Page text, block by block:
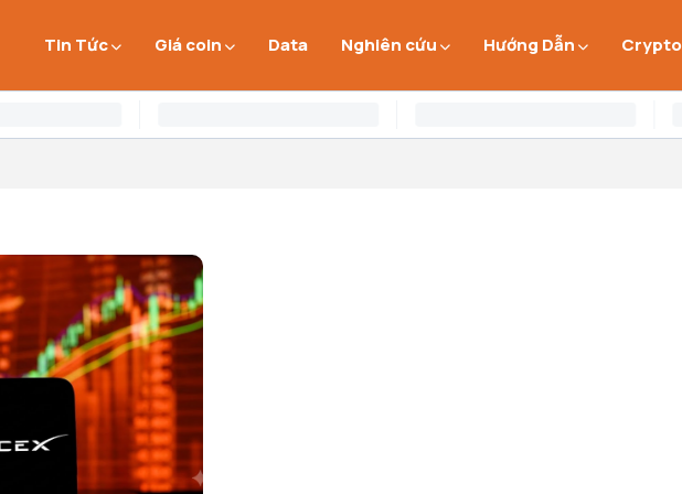
Tin Tức Giá coin Data Nghiên cứu Hướng Dẫn